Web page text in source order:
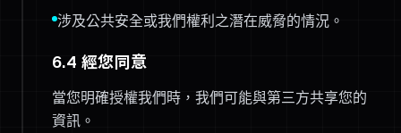
涉及公共安全或我們權利之潛在威脅的情況。
6.4 經您同意
當您明確授權我們時，我們可能與第三方共享您的
資訊。